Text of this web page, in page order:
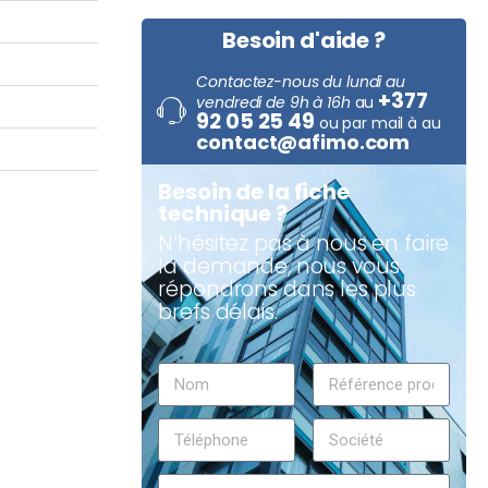
Besoin d'aide ?
Contactez-nous du lundi au
vendredi de 9h à 16h au +377
92 05 25 49 ou par mail à au
contact@afimo.com
Besoin de la fiche
technique ?
N’hésitez pas à nous en faire
la demande, nous vous
répondrons dans les plus
brefs délais.